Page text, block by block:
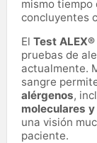
mismo
concluyentes
El Test
pruebas de
actualmente.
sangre
alérgenos,
moleculares
una visión
paciente.